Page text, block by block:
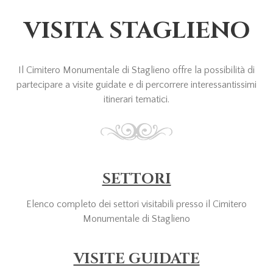
VISITA STAGLIENO
Il Cimitero Monumentale di Staglieno offre la possibilità di
partecipare a visite guidate e di percorrere interessantissimi
itinerari tematici.
SETTORI
Elenco completo dei settori visitabili presso il Cimitero
Monumentale di Staglieno
VISITE GUIDATE